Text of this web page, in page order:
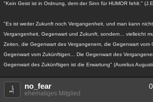
"Kein Geist ist in Ordnung, dem der Sinn für HUMOR fehlt."
"Es ist weder Zukunft noch Vergangenheit, und man kann
Vergangenheit, Gegenwart und Zukunft, sondern... vielleicht
Zeiten, die Gegenwart des Vergangenem, die Gegenwart vom
Gegenwart vom Zukünftigen... Die Gegenwart des
Gegenwart des Zukünftigen ist die Erwartung" (Aurelius
no_fear
ehemaliges Mitglied